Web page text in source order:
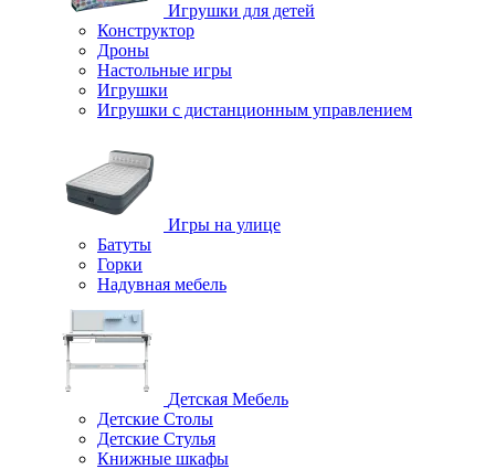
Игрушки для детей
Конструктор
Дроны
Настольные игры
Игрушки
Игрушки c дистанционным управлением
Игры на улице
Батуты
Горки
Надувная мебель
Детская Мебель
Детские Столы
Детские Стулья
Книжные шкафы